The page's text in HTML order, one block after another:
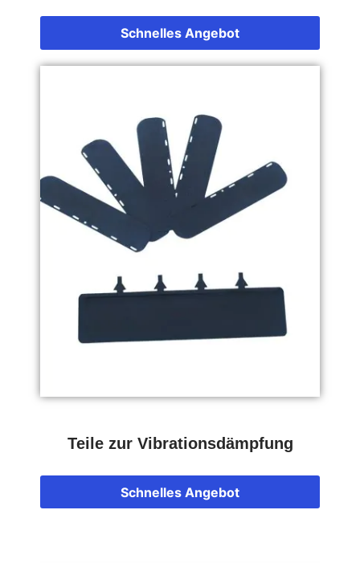
Schnelles Angebot
Teile zur Vibrationsdämpfung
Schnelles Angebot